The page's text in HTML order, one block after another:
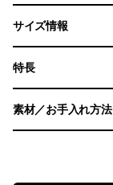
サイズ情報
特長
素材／お手入れ方法